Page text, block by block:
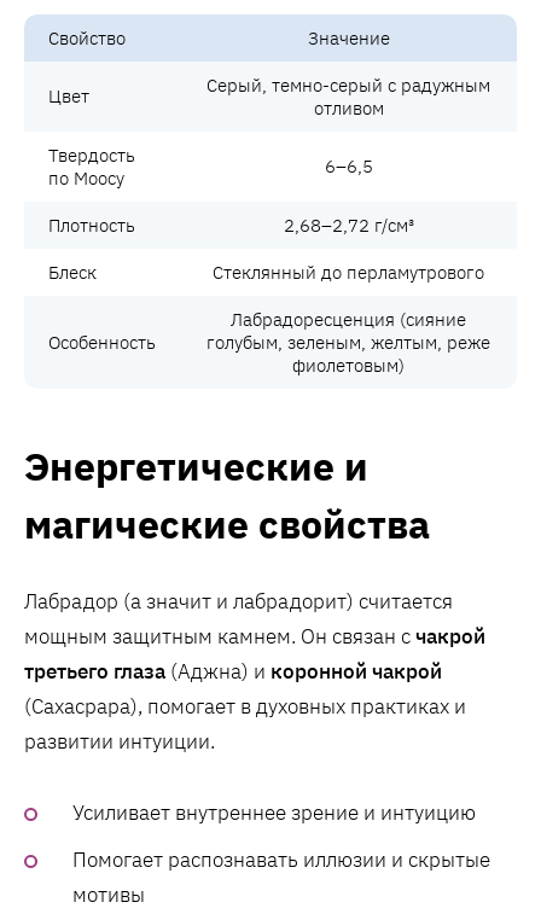
Свойство Значение
Цвет
Серый, темно-серый с радужным
отливом
Твердость
по Моосу
6–6,5
Плотность 2,68–2,72 г/см³
Блеск Стеклянный до перламутрового
Особенность
Лабрадоресценция (сияние
голубым, зеленым, желтым, реже
фиолетовым)
Энергетические и
магические свойства
Лабрадор (а значит и лабрадорит) считается
мощным защитным камнем. Он связан счакрой
третьего глаза (Аджна) и коронной чакрой
(Сахасрара), помогает в духовных практиках и
развитии интуиции.
Усиливает внутреннее зрение и интуицию
Помогает распознавать иллюзии и скрытые
мотивы